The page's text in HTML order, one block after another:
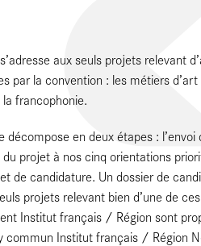
aux seuls projets relevant
par la convention : les métiers
la francophonie.
décompose en deux étapes : l’envoi
du projet à nos cinq orientations
de candidature. Un dossier de
projets relevant bien d’une de
Institut français / Région sont
commun Institut français / Région